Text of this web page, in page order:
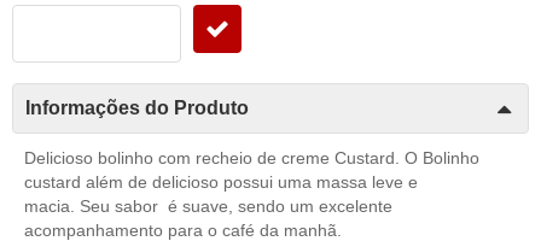
Informações do Produto
Delicioso bolinho com recheio de creme Custard. O Bolinho
custard além de delicioso possui uma massa leve e
macia. Seu sabor é suave, sendo um excelente
acompanhamento para o café da manhã.